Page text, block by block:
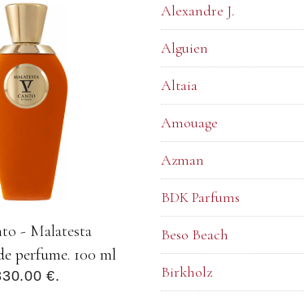
- Malatesta
perfume. 100 ml
€.
Alexandre J.
Alguien
Altaia
Amouage
Azman
BDK Parfums
Beso Beach
Birkholz